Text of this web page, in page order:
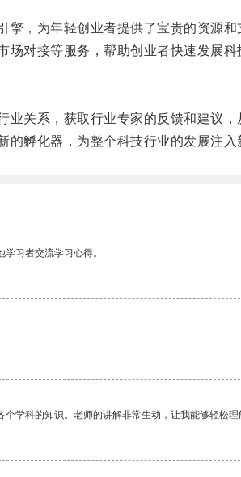
，为年轻创业者提供了宝贵的资源和
对接等服务，帮助创业者快速发展科
关系，获取行业专家的反馈和建议，
孵化器，为整个科技行业的发展注入
习者交流学习心得。
学科的知识。老师的讲解非常生动，让我能够轻松理